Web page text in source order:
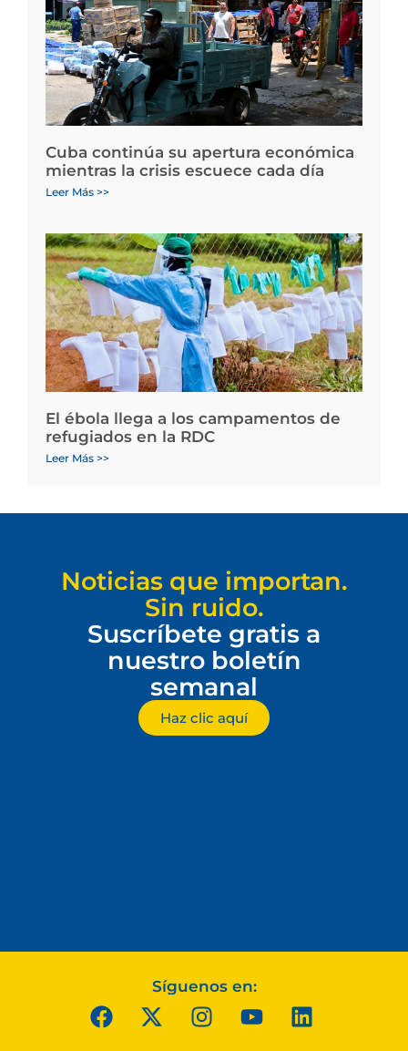
Cuba continúa su apertura económica
mientras la crisis escuece cada día
Leer Más >>
El ébola llega a los campamentos de
refugiados en la RDC
Leer Más >>
Noticias que importan.
Sin ruido.
Suscríbete gratis a
nuestro boletín
semanal
Haz clic aquí
Síguenos en: